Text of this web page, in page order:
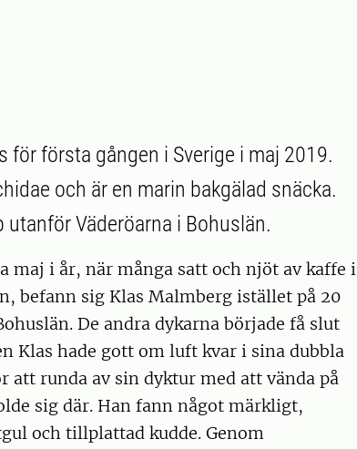
för första gången i Sverige i maj 2019.
och är en marin bakgälad snäcka.
Väderöarna i Bohuslän.
maj i år, när många satt och njöt av kaffe i
befann sig Klas Malmberg istället på 20
De andra dykarna började få slut
Klas hade gott om luft kvar i sina dubbla
att runda av sin dyktur med att vända på
sig där. Han fann något märkligt,
och tillplattad kudde. Genom